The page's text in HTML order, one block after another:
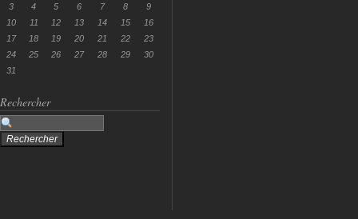
3
4 5 6 7 8
9
10
11 12 13 14 15
16
17
18 19 20 21 22
23
24
25 26 27 28 29
30
31
Rechercher